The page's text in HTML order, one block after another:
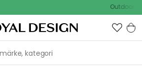
Outdoor